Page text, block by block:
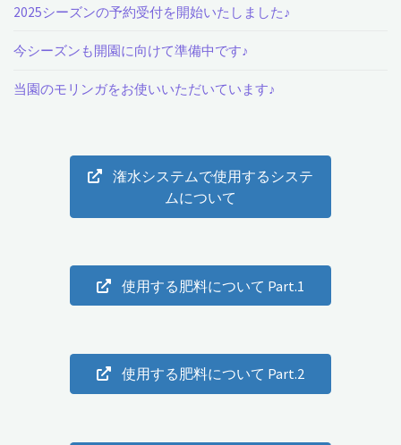
2025シーズンの予約受付を開始いたしました♪
今シーズンも開園に向けて準備中です♪
当園のモリンガをお使いいただいています♪
潅水システムで使用するシステ
ムについて
使用する肥料について Part.1
使用する肥料について Part.2